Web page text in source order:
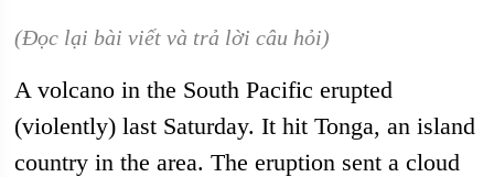
(Đọc lại bài viết và trả lời câu hỏi)
A volcano in the South Pacific erupted
(violently) last Saturday. It hit Tonga, an island
country in the area. The eruption sent a cloud